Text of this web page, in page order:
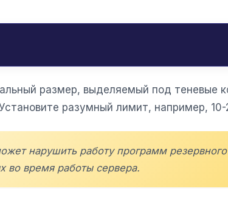
размер, выделяемый под теневые
разумный лимит, например,
нарушить работу программ
во время работы сервера.